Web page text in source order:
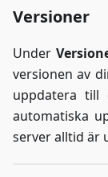
Versioner
Under
versionen av
uppdatera till
automatiska
server alltid är